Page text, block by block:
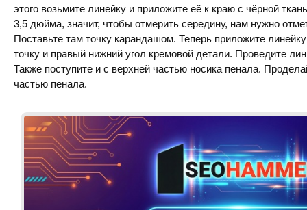
этого возьмите линейку и приложите её к краю с чёрной
3,5 дюйма, значит, чтобы отмерить середину, нам нужно
Поставьте там точку карандашом. Теперь приложите
точку и правый нижний угол кремовой детали. Проведите
Также поступите и с верхней частью носика пенала.
частью пенала.